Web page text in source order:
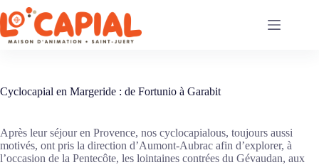
Passer
au
contenu
Cyclocapial en Margeride : de Fortunio à Garabit
Après leur séjour en Provence, nos cyclocapialous, toujours aussi
motivés, ont pris la direction d’Aumont-Aubrac afin d’explorer, à
l’occasion de la Pentecôte, les lointaines contrées du Gévaudan, aux